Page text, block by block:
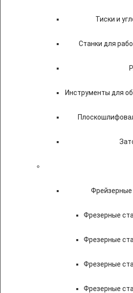
Тиски и
Станки для
Инструменты для
Фрейзерные
Фрезерные
Фрезерные
Фрезерные
Фрезерные